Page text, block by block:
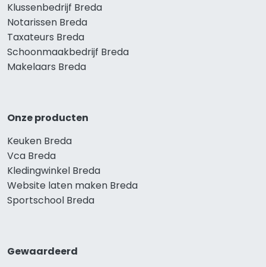
Klussenbedrijf Breda
Notarissen Breda
Taxateurs Breda
Schoonmaakbedrijf Breda
Makelaars Breda
Onze producten
Keuken Breda
Vca Breda
Kledingwinkel Breda
Website laten maken Breda
Sportschool Breda
Gewaardeerd